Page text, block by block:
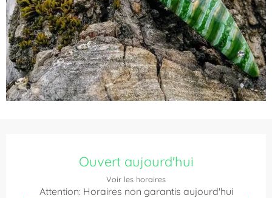
Ouvert aujourd'hui
Voir les horaires
Attention: Horaires non garantis aujourd'hui